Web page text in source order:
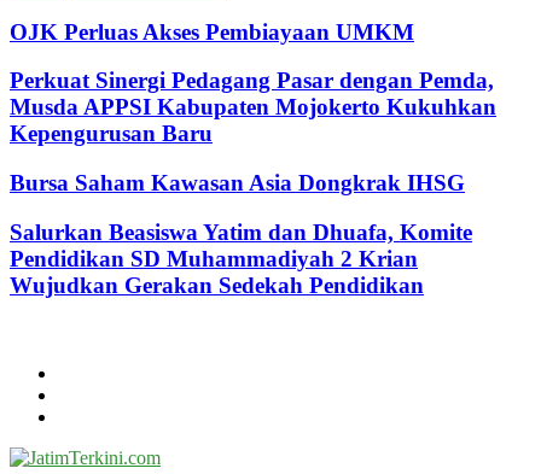
OJK Perluas Akses Pembiayaan UMKM
Perkuat Sinergi Pedagang Pasar dengan Pemda,
Musda APPSI Kabupaten Mojokerto Kukuhkan
Kepengurusan Baru
Bursa Saham Kawasan Asia Dongkrak IHSG
Salurkan Beasiswa Yatim dan Dhuafa, Komite
Pendidikan SD Muhammadiyah 2 Krian
Wujudkan Gerakan Sedekah Pendidikan